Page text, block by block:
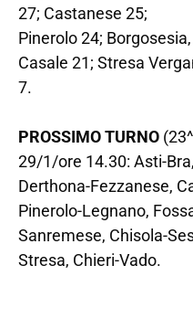
27; Castanese 25;
Pinerolo 24;
Casale 21; Stresa
7.
PROSSIMO TURNO
29/1/ore 14.30: Asti-
Derthona-Fezzanese,
Pinerolo-Legnano,
Sanremese, Chisola-
Stresa, Chieri-Vado.